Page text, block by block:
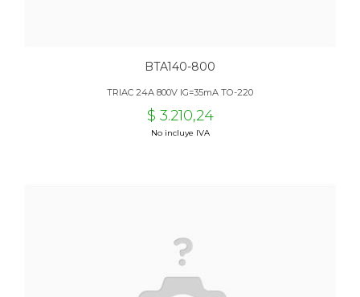
BTA140-800
TRIAC 24A 800V IG=35mA TO-220
$ 3.210,24
No incluye IVA